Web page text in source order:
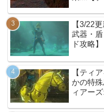
【3/22
武器・
ド攻略】
【ティ
かの特
ィアー